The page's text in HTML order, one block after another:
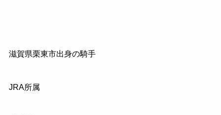
滋賀県栗東市出身の騎手
JRA所属